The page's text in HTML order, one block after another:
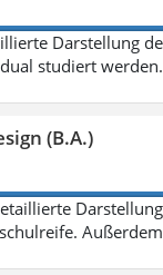
Darstellung
studiert
(B.A.)